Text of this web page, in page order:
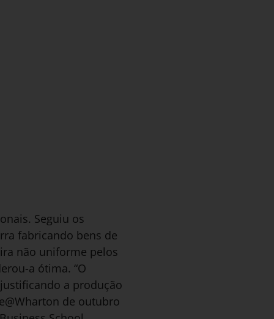
Seguiu os
fabricando bens de
não uniforme pelos
a ótima. “O
a produção
de outubro